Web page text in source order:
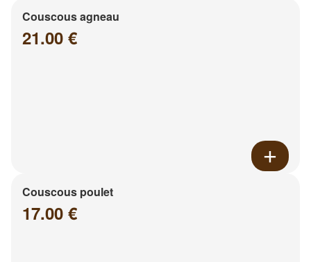
Couscous agneau
21.00 €
Couscous poulet
17.00 €